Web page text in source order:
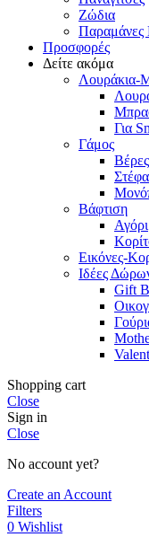
Ζώδια
Παραμάνες
Προσφορές
Δείτε ακόμα
Λουράκια-
Για
Γάμος
Βέρες
Βάφτιση
Αγόρι
Εικόνες-
Ιδέες
Gift
Shopping cart
Close
Sign in
Close
No account yet?
Create an Account
Filters
0 Wishlist